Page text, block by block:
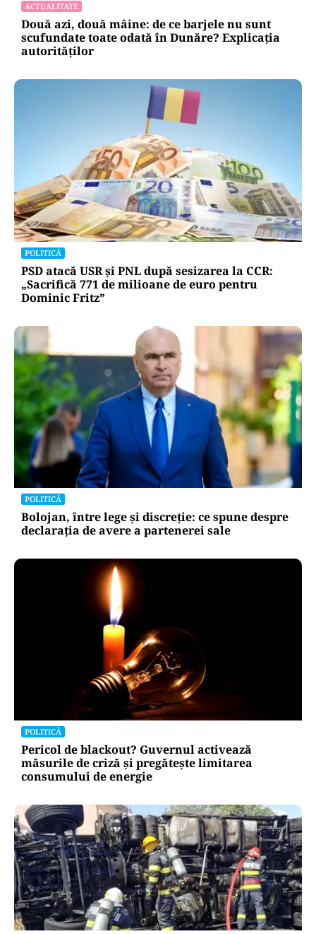
ACTUALITATE
Două azi, două mâine: de ce barjele nu sunt
scufundate toate odată în Dunăre? Explicația
autorităților
POLITICĂ
PSD atacă USR și PNL după sesizarea la CCR:
„Sacrifică 771 de milioane de euro pentru
Dominic Fritz”
POLITICĂ
Bolojan, între lege și discreție: ce spune despre
declarația de avere a partenerei sale
POLITICĂ
Pericol de blackout? Guvernul activează
măsurile de criză și pregătește limitarea
consumului de energie